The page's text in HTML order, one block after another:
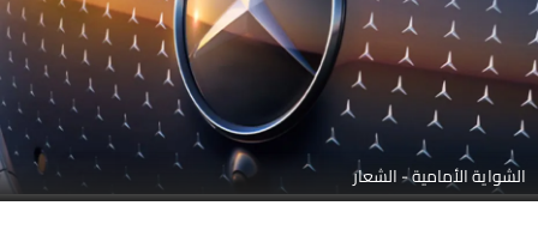
الشواية الأمامية - الشعار